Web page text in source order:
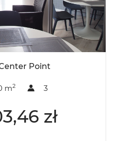
Point
m2 3
zł